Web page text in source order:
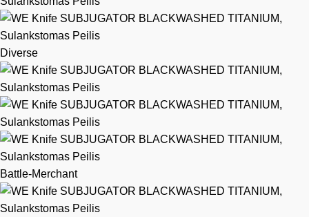
Diverse
Battle-Merchant